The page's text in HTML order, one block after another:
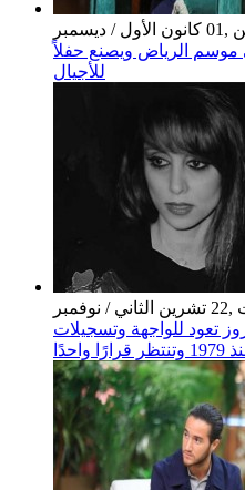
موسم الرياض ويصنع حفلاً
للأجيال
تعود للواجهة وتسجيلات